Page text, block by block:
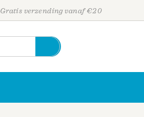
Gratis verzending vanaf €20
Personen